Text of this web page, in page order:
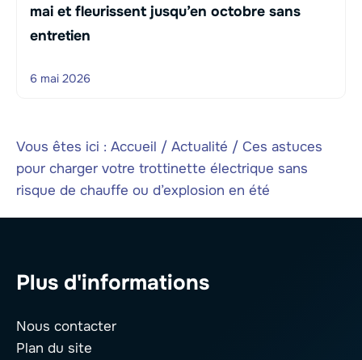
mai et fleurissent jusqu’en octobre sans
entretien
6 mai 2026
Vous êtes ici : Accueil / Actualité / Ces astuces
pour charger votre trottinette électrique sans
risque de chauffe ou d’explosion en été
Plus d'informations
Nous contacter
Plan du site